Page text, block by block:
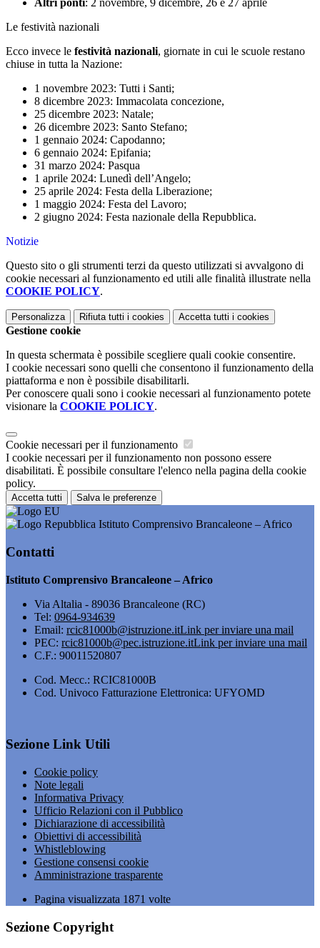
Altri ponti: 2 novembre, 9 dicembre, 26 e 27 aprile
Le festività nazionali
Ecco invece le festività nazionali, giornate in cui le scuole restano
chiuse in tutta la Nazione:
1 novembre 2023: Tutti i Santi;
8 dicembre 2023: Immacolata concezione,
25 dicembre 2023: Natale;
26 dicembre 2023: Santo Stefano;
1 gennaio 2024: Capodanno;
6 gennaio 2024: Epifania;
31 marzo 2024: Pasqua
1 aprile 2024: Lunedì dell’Angelo;
25 aprile 2024: Festa della Liberazione;
1 maggio 2024: Festa del Lavoro;
2 giugno 2024: Festa nazionale della Repubblica.
Notizie
Questo sito o gli strumenti terzi da questo utilizzati si avvalgono di
cookie necessari al funzionamento ed utili alle finalità illustrate nella
COOKIE POLICY.
Personalizza Rifiuta tutti i cookies Accetta tutti i cookies
Gestione cookie
In questa schermata è possibile scegliere quali cookie consentire.
I cookie necessari sono quelli che consentono il funzionamento della
piattaforma e non è possibile disabilitarli.
Per conoscere quali sono i cookie necessari al funzionamento potete
visionare la COOKIE POLICY.
Cookie necessari per il funzionamento
I cookie necessari per il funzionamento non possono essere
disabilitati. È possibile consultare l'elenco nella pagina della cookie
policy.
Accetta tutti Salva le preferenze
Istituto Comprensivo Brancaleone – Africo
Contatti
Istituto Comprensivo Brancaleone – Africo
Via Altalia - 89036 Brancaleone (RC)
Tel: 0964-934639
Email: rcic81000b@istruzione.itLink per inviare una mail
PEC: rcic81000b@pec.istruzione.itLink per inviare una mail
C.F.: 90011520807
Cod. Mecc.: RCIC81000B
Cod. Univoco Fatturazione Elettronica: UFYOMD
Sezione Link Utili
Cookie policy
Note legali
Informativa Privacy
Ufficio Relazioni con il Pubblico
Dichiarazione di accessibilità
Obiettivi di accessibilità
Whistleblowing
Gestione consensi cookie
Amministrazione trasparente
Pagina visualizzata 1871 volte
Sezione Copyright